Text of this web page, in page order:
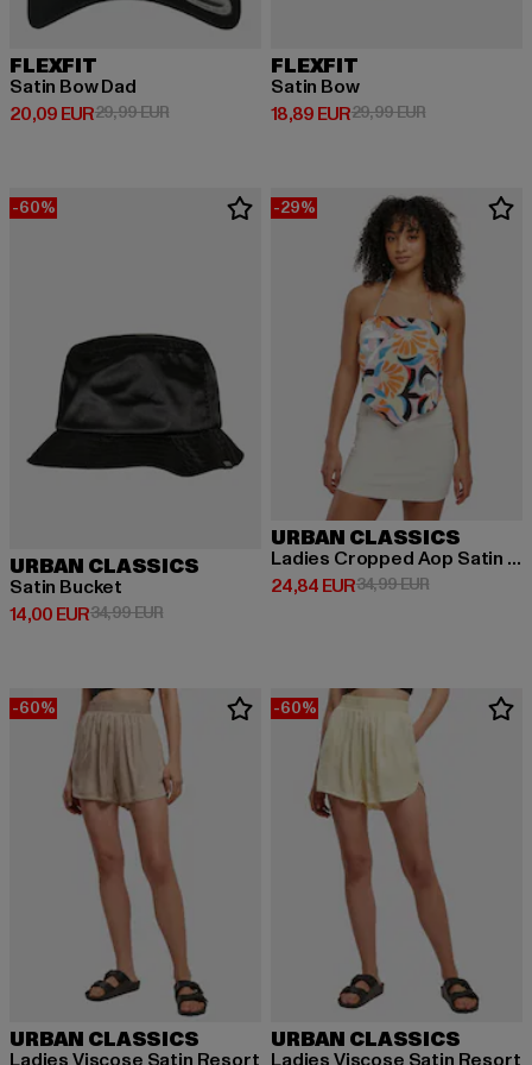
FLEXFIT
Satin Bow Dad
20,09 EUR
Derzeitiger Preis: 20,09 EUR
29,99 EURAktionspreis: 29,99 EUR
FLEXFIT
Satin Bow
18,89 EUR
Derzeitiger Preis: 18,89 EUR
29,99 EURAktionspreis:
-60%
URBAN CLASSICS
Satin Bucket
14,00 EUR
Derzeitiger Preis: 14,00 EUR
34,99 EURAktionspreis: 34,99 EUR
-29%
URBAN CLASSICS
Ladies Cropped Aop Satin Triangle
24,84 EUR
Derzeitiger Preis: 24,84 EUR
34,99 EURAktionspreis:
-60%
URBAN CLASSICS
-60%
URBAN CLASSICS